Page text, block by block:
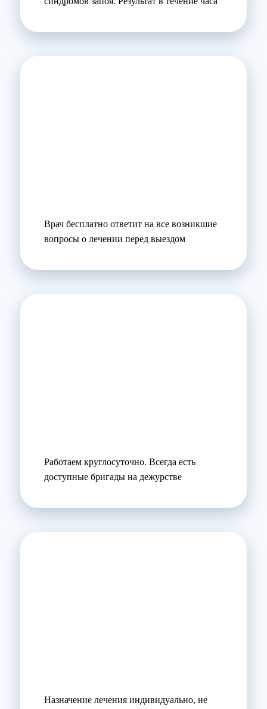
Врач бесплатно ответит на все возникшие
вопросы о лечении перед выездом
Работаем круглосуточно. Всегда есть
доступные бригады на дежурстве
Назначение лечения индивидуально, не